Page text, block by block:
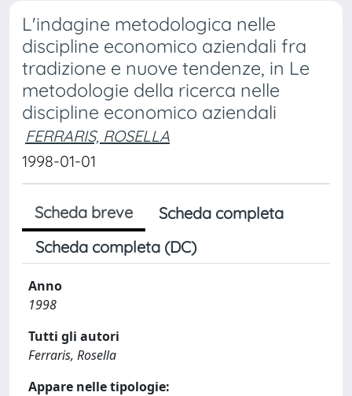
L'indagine metodologica nelle
discipline economico aziendali fra
tradizione e nuove tendenze, in Le
metodologie della ricerca nelle
discipline economico aziendali
FERRARIS, ROSELLA
1998-01-01
Scheda breve
Scheda completa
Scheda completa (DC)
Anno
1998
Tutti gli autori
Ferraris, Rosella
Appare nelle tipologie: